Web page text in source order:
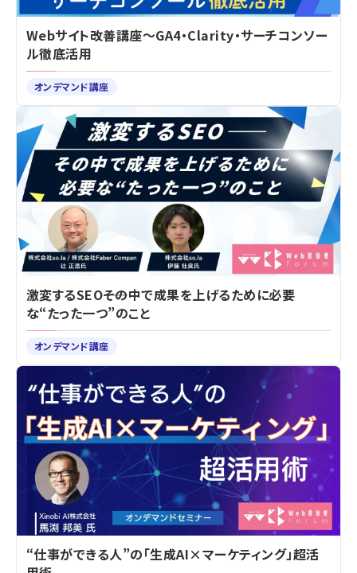
Webサイト改善講座～GA4・Clarity・サーチコンソー
ル徹底活用
オンデマンド講座
激変するSEO――その中で成果を上げるために必要
な“たった一つ”のこと
オンデマンド講座
“仕事ができる人”の「生成AI×マーケティング」超活